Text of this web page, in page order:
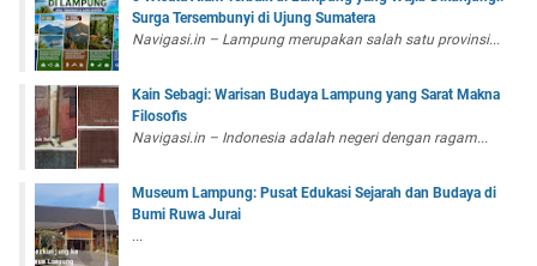
Surga Tersembunyi di Ujung Sumatera
Navigasi.in – Lampung merupakan salah satu provinsi...
Kain Sebagi: Warisan Budaya Lampung yang Sarat Makna
Filosofis
Navigasi.in – Indonesia adalah negeri dengan ragam...
Museum Lampung: Pusat Edukasi Sejarah dan Budaya di
Bumi Ruwa Jurai